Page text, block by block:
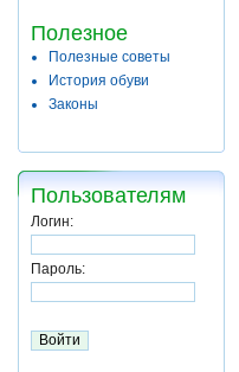
Полезное
Полезные советы
История обуви
Законы
Пользователям
Логин:
Пароль: